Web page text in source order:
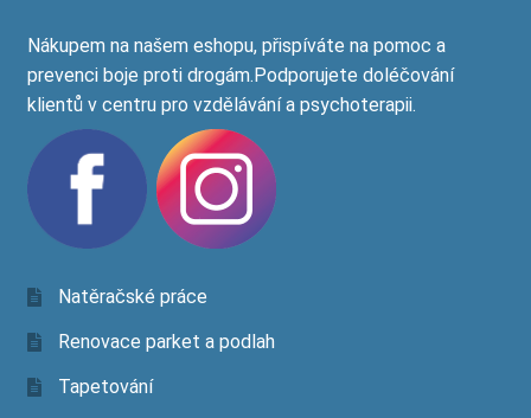
Nákupem na našem eshopu, přispíváte na pomoc a
prevenci boje proti drogám.Podporujete doléčování
klientů v centru pro vzdělávání a psychoterapii.
Natěračské práce
Renovace parket a podlah
Tapetování